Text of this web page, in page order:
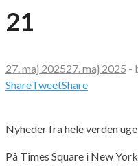
21
27. maj 202527. maj 2025 -
ShareTweetShare
Nyheder fra hele verden uge
På Times Square i New